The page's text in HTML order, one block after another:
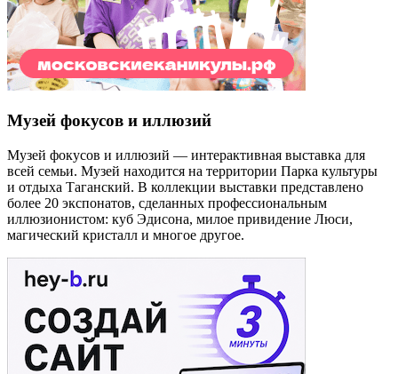
Музей фокусов и иллюзий
Музей фокусов и иллюзий — интерактивная выставка для
всей семьи. Музей находится на территории Парка культуры
и отдыха Таганский. В коллекции выставки представлено
более 20 экспонатов, сделанных профессиональным
иллюзионистом: куб Эдисона, милое привидение Люси,
магический кристалл и многое другое.